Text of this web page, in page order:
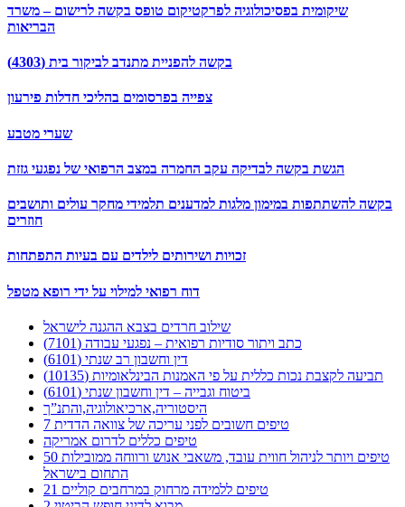
שיקומית בפסיכולוגיה לפרקטיקום טופס בקשה לרישום – משרד
הבריאות
בקשה להפניית מתנדב לביקור בית (4303)
צפייה בפרסומים בהליכי חדלות פירעון
שערי מטבע
הגשת בקשה לבדיקה עקב החמרה במצב הרפואי של נפגעי גזזת
בקשה להשתתפות במימון מלגות למדענים תלמידי מחקר עולים ותושבים
חוזרים
זכויות ושירותים לילדים עם בעיות התפתחות
דוח רפואי למילוי על ידי רופא מטפל
שילוב חרדים בצבא ההגנה לישראל
כתב ויתור סודיות רפואית – נפגעי עבודה (7101)
דין וחשבון רב שנתי (6101)
תביעה לקצבת נכות כללית על פי האמנות הבינלאומיות (10135)
ביטוח וגבייה – דין וחשבון שנתי (6101)
היסטוריה,ארכיאולוגיה,והתנ”ך
7 טיפים חשובים לפני עריכה של צוואה הדדית
טיפים כללים לדרום אמריקה
50 טיפים ויותר לניהול חווית עובד, משאבי אנוש ורווחה ממובילות
התחום בישראל
21 טיפים ללמידה מרחוק במרחבים קוליים